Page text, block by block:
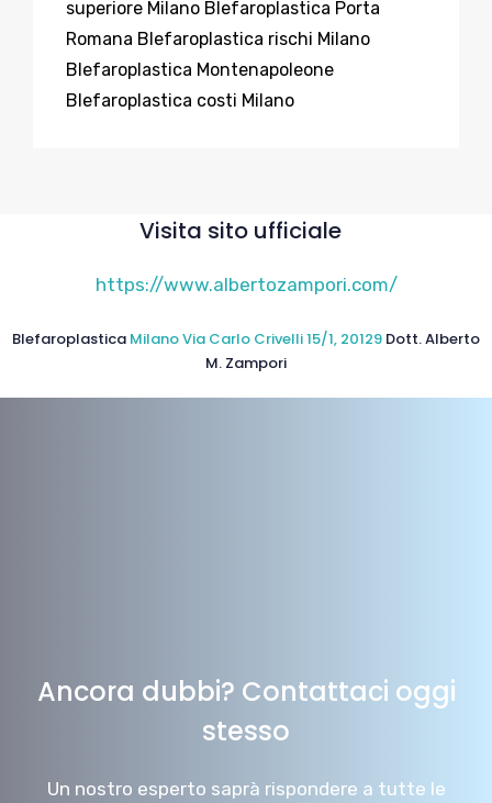
superiore Milano Blefaroplastica Porta
Romana Blefaroplastica rischi Milano
Blefaroplastica Montenapoleone
Blefaroplastica costi Milano
Visita sito ufficiale
https://www.albertozampori.com/
Blefaroplastica Milano Via Carlo Crivelli 15/1, 20129 Dott. Alberto
M. Zampori
Ancora dubbi? Contattaci oggi
stesso
Un nostro esperto saprà rispondere a tutte le